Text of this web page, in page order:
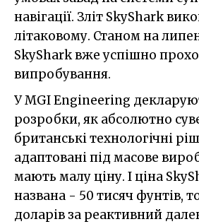
навігації. Зліт SkyShark
літаковому. Станом на
SkyShark вже успішно
випробування.
У MGI Engineering
розробки, як абсолютно
британські технологічні
адаптовані під масове
мають малу ціну. І ціна
названа - 50 тисяч фунтів,
доларів за реактивний